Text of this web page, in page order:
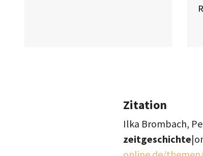
Zitation
Ilka Brombach,
zeitgeschichte